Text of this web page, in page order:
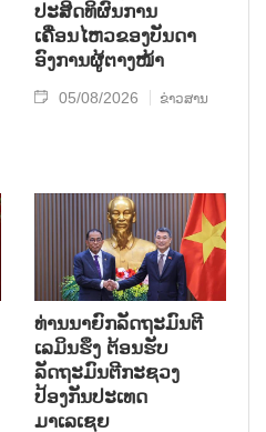
ປະສິດທິຜົນການ
ເຄື່ອນໄຫວຂອງບັນດາ
ອົງການຜູ້ຕາງໜ້າ
05/08/2026 ຂ່າວສານ
ທ່ານນາຍົກລັດຖະມົນຕີ
ເລມິນຮຶງ ຕ້ອນຮັບ
ລັດຖະມົນຕີກະຊວງ
ປ້ອງກັນປະເທດ
ມາເລເຊຍ